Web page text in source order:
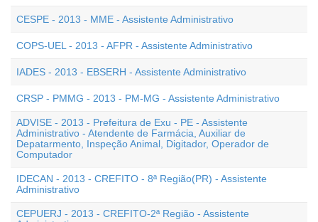
CESPE - 2013 - MME - Assistente Administrativo
COPS-UEL - 2013 - AFPR - Assistente Administrativo
IADES - 2013 - EBSERH - Assistente Administrativo
CRSP - PMMG - 2013 - PM-MG - Assistente Administrativo
ADVISE - 2013 - Prefeitura de Exu - PE - Assistente
Administrativo - Atendente de Farmácia, Auxiliar de
Depatarmento, Inspeção Animal, Digitador, Operador de
Computador
IDECAN - 2013 - CREFITO - 8ª Região(PR) - Assistente
Administrativo
CEPUERJ - 2013 - CREFITO-2ª Região - Assistente